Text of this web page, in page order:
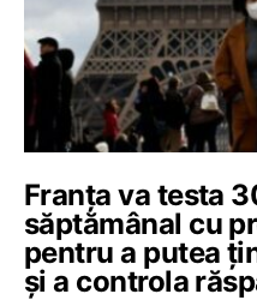
Franța va testa
săptămânal cu
pentru a putea
și a controla